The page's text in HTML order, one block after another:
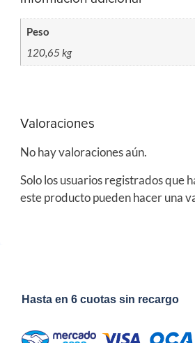
Peso
120,65 kg
Valoraciones
No hay valoraciones aún.
Solo los usuarios registrados que
este producto pueden hacer una
Hasta en 6 cuotas sin recargo